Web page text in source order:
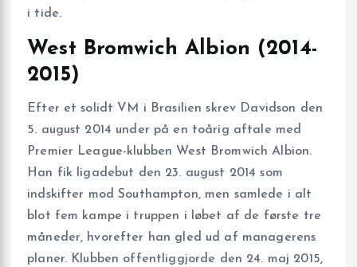
i tide.
West Bromwich Albion (2014-
2015)
Efter et solidt VM i Brasilien skrev Davidson den
5. august 2014 under på en toårig aftale med
Premier League-klubben West Bromwich Albion.
Han fik ligadebut den 23. august 2014 som
indskifter mod Southampton, men samlede i alt
blot fem kampe i truppen i løbet af de første tre
måneder, hvorefter han gled ud af managerens
planer. Klubben offentliggjorde den 24. maj 2015,